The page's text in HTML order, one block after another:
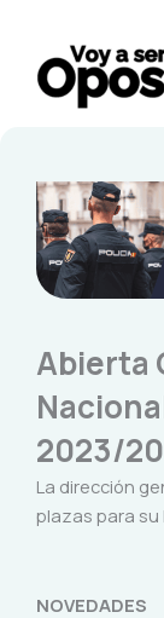
contenido
Abierta
2023/
La dirección
plazas para su
NOVEDADES